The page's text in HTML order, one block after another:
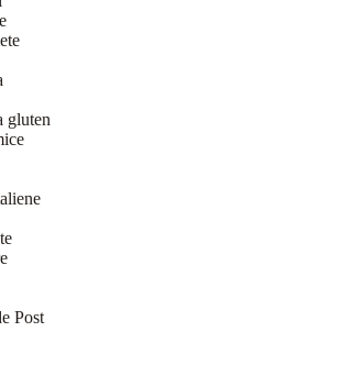
gluten
Post